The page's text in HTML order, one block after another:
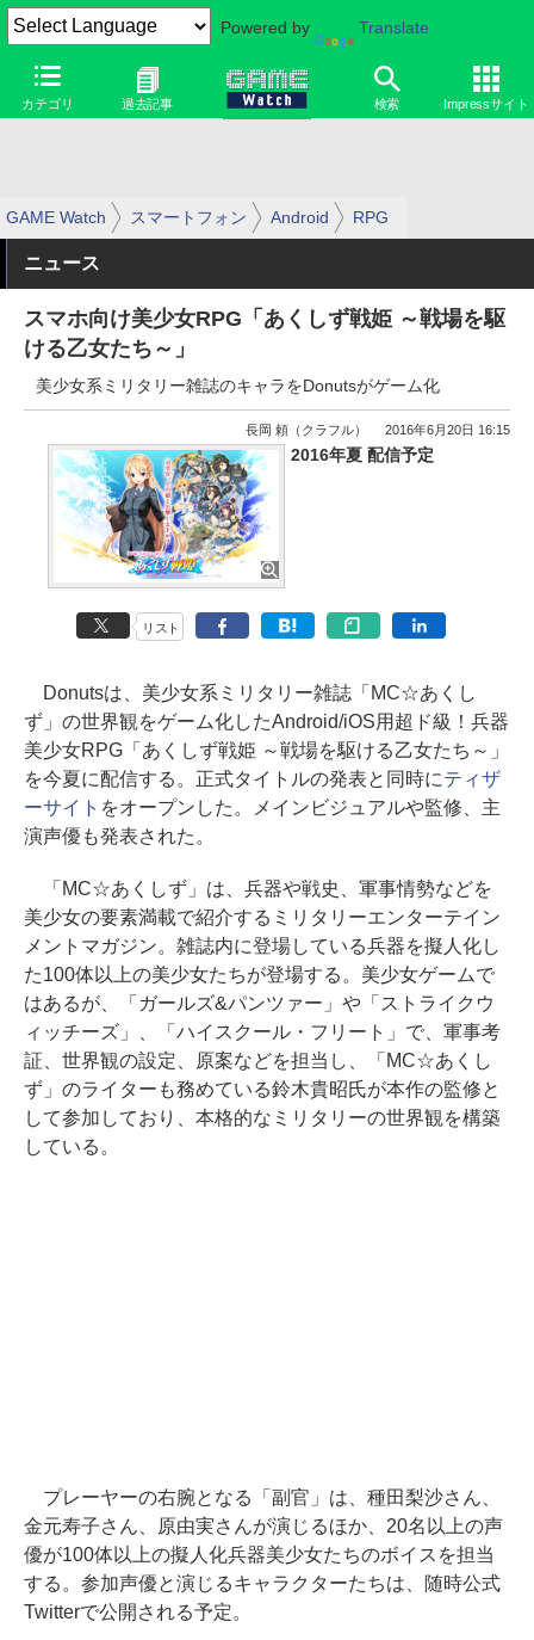
Powered by Translate
カテゴリ 過去記事 検索 Impressサイト
GAME Watch スマートフォン Android RPG
ニュース
スマホ向け美少女RPG「あくしず戦姫 ～戦場を駆
ける乙女たち～」
美少女系ミリタリー雑誌のキャラをDonutsがゲーム化
長岡 頼（クラフル） 2016年6月20日 16:15
2016年夏 配信予定
リスト
Donutsは、美少女系ミリタリー雑誌「MC☆あくし
ず」の世界観をゲーム化したAndroid/iOS用超ド級！兵器
美少女RPG「あくしず戦姫 ～戦場を駆ける乙女たち～」
を今夏に配信する。正式タイトルの発表と同時にティザ
ーサイト をオープンした。メインビジュアルや監修、主
演声優も発表された。
「MC☆あくしず」は、兵器や戦史、軍事情勢などを
美少女の要素満載で紹介するミリタリーエンターテイン
メントマガジン。雑誌内に登場している兵器を擬人化し
た100体以上の美少女たちが登場する。美少女ゲームで
はあるが、「ガールズ&パンツァー」や「ストライクウ
ィッチーズ」、「ハイスクール・フリート」で、軍事考
証、世界観の設定、原案などを担当し、「MC☆あくし
ず」のライターも務めている鈴木貴昭氏が本作の監修と
して参加しており、本格的なミリタリーの世界観を構築
している。
プレーヤーの右腕となる「副官」は、種田梨沙さん、
金元寿子さん、原由実さんが演じるほか、20名以上の声
優が100体以上の擬人化兵器美少女たちのボイスを担当
する。参加声優と演じるキャラクターたちは、随時公式
Twitterで公開される予定。